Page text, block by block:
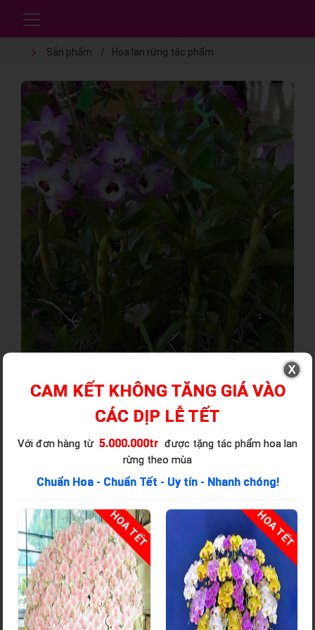
Sản phẩm Hoa lan rừng tác phẩm
CAM KẾT KHÔNG TĂNG GIÁ VÀO
CÁC DỊP LỄ TẾT
Với đơn hàng từ 5.000.000tr được tặng tác phẩm hoa lan
rừng theo mùa
Chuẩn Hoa - Chuẩn Tết - Uy tín - Nhanh chóng!
HOA TẾT HOA TẾT